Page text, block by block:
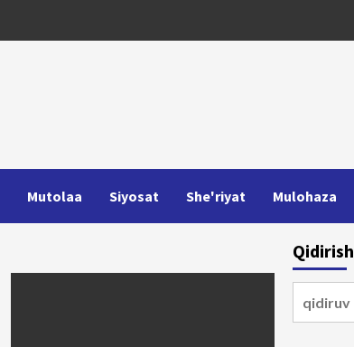
Mutolaa Siyosat She'riyat Mulohaza
Qidirish